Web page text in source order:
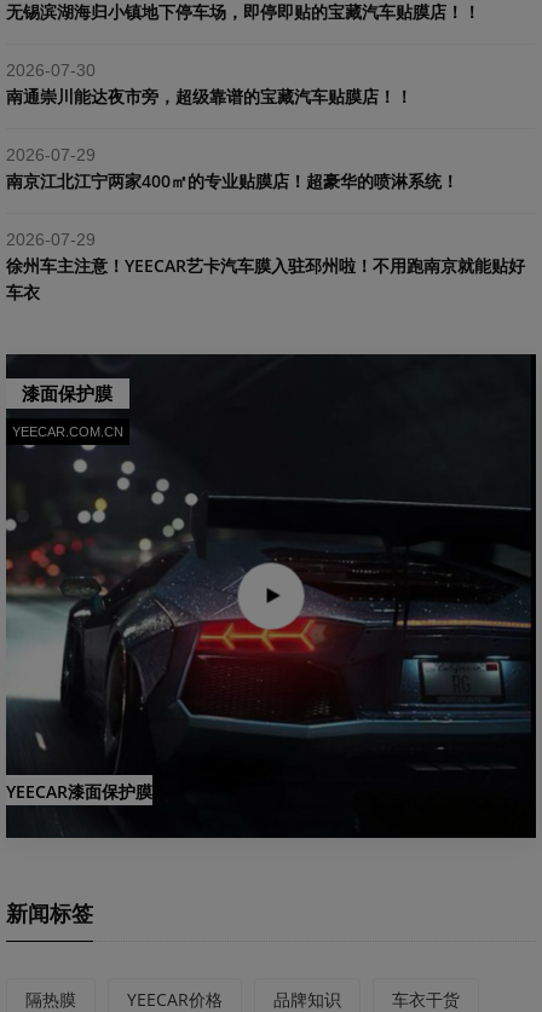
​无锡滨湖海归小镇地下停车场，即停即贴的宝藏汽车贴膜店！！
2026-07-30
南通崇川能达夜市旁，超级靠谱的宝藏汽车贴膜店！！
2026-07-29
南京江北江宁两家400㎡的专业贴膜店！超豪华的喷淋系统！
2026-07-29
​徐州车主注意！YEECAR艺卡汽车膜入驻邳州啦！不用跑南京就能贴好
车衣
漆面保护膜
YEECAR.COM.CN
YEECAR漆面保护膜
新闻标签
隔热膜 YEECAR价格 品牌知识 车衣干货